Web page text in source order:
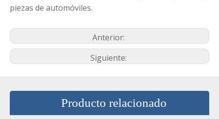
piezas de automóviles.
Anterior:
Siguiente:
Producto relacionado